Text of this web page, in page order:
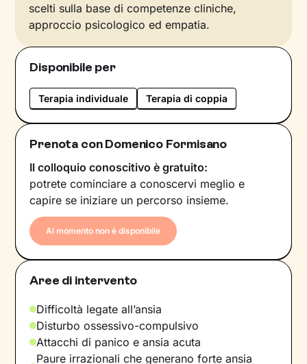
scelti sulla base di competenze cliniche,
approccio psicologico ed empatia.
Disponibile per
Terapia individuale Terapia di coppia
Prenota con Domenico Formisano
Il colloquio conoscitivo è gratuito:
potrete cominciare a conoscervi meglio e
capire se iniziare un percorso insieme.
Al momento non è disponibile
Aree di intervento
Difficoltà legate all’ansia
Disturbo ossessivo-compulsivo
Attacchi di panico e ansia acuta
Paure irrazionali che generano forte ansia